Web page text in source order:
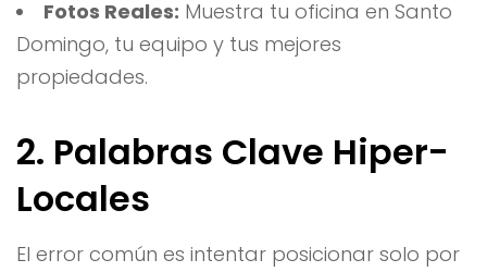
Fotos Reales: Muestra tu oficina en Santo
Domingo, tu equipo y tus mejores
propiedades.
2. Palabras Clave Hiper-
Locales
El error común es intentar posicionar solo por